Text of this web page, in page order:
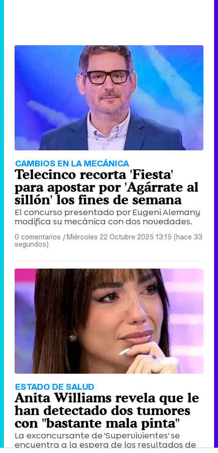
CAMBIOS EN LA MECÁNICA
Telecinco recorta 'Fiesta'
para apostar por 'Agárrate al
sillón' los fines de semana
El concurso presentado por Eugeni Alemany
modifica su mecánica con dos novedades.
0 comentarios |Miércoles 22 Octubre 2025 13:15 (hace 33
segundos)
ESTADO DE SALUD
Anita Williams revela que le
han detectado dos tumores
con "bastante mala pinta"
La exconcursante de 'Supervivientes' se
encuentra a la espera de los resultados de